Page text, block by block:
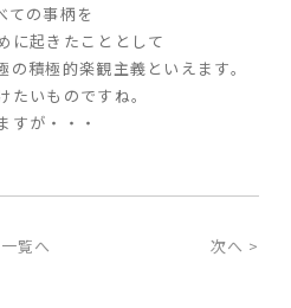
ての事柄を
に起きたこととして
積極的楽観主義といえます。
たいものですね。
すが・・・
一覧へ 次へ >